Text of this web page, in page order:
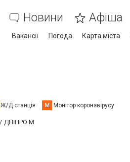
Новини Афіша
Вакансії Погода Карта міста
Ж/Д станція М Монітор коронавірусу
ДНІПРО М